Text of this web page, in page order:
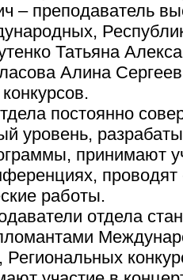
– преподаватель
Татьяна
Алина
постоянно
уровень,
принимают
работы.
отдела
Региональных